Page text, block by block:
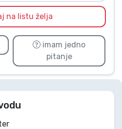
na listu želja
imam jedno
pitanje